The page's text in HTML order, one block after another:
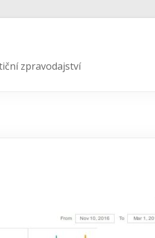
zpravodajství